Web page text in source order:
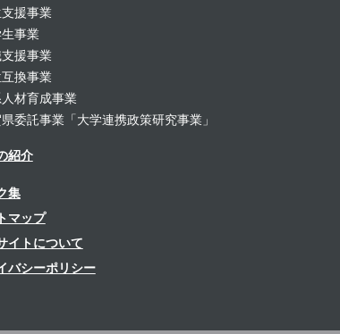
援事業
事業
援事業
換事業
材育成事業
委託事業「大学連携政策研究事業」
紹介
集
マップ
イトについて
バシーポリシー